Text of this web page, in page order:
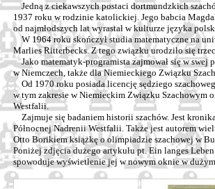
Jedną z ciekawszych postaci dortmundzkich
1937 roku w rodzinie katolickiej. Jego babcia
od najmłodszych lat wyrastał w kulturze języka
W 1964 roku skończył studia matematyczne na
Marlies Ritterbecks. Z tego związku urodziło się
Jako matematyk-programista zajmował się w
w Niemczech, także dla Niemieckiego Związku
Od 1970 roku posiada licencję sędziego
w tym zakresie w Niemieckim Związku Szachowym
Westfalii.
Zajmuje się badaniem historii szachów. Jest
Północnej Nadrenii Westfalii. Także jest autorem
Otto Borikiem książkę o olimpiadzie szachowej w
Poniżej zdjęcia dużego artykułu pt. Ein langes
spowoduje wyświetlenie jej w nowym oknie w